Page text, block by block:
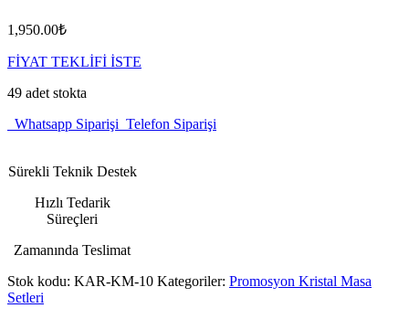
1,950.00₺
FİYAT TEKLİFİ İSTE
49 adet stokta
Whatsapp Siparişi Telefon Siparişi
Sürekli Teknik Destek
Hızlı Tedarik
Süreçleri
Zamanında Teslimat
Stok kodu: KAR-KM-10 Kategoriler: Promosyon Kristal Masa
Setleri